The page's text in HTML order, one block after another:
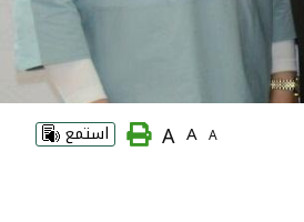
A
A
A استمع